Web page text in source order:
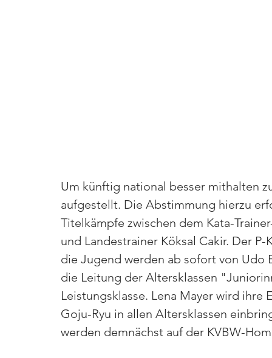
Um künftig national besser mithalten
aufgestellt. Die Abstimmung hierzu
Titelkämpfe zwischen dem Kata-
und Landestrainer Köksal Cakir. Der
die Jugend werden ab sofort von
die Leitung der Altersklassen
Leistungsklasse. Lena Mayer wird
Goju-Ryu in allen Altersklassen
werden demnächst auf der KVBW-